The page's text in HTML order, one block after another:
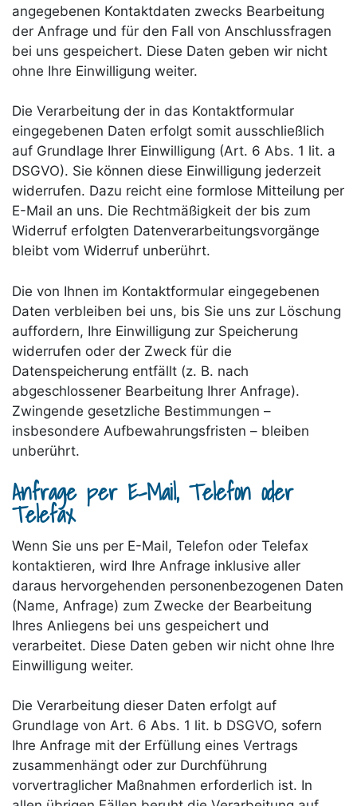
angegebenen Kontaktdaten zwecks Bearbeitung
der Anfrage und für den Fall von Anschlussfragen
bei uns gespeichert. Diese Daten geben wir nicht
ohne Ihre Einwilligung weiter.
Die Verarbeitung der in das Kontaktformular
eingegebenen Daten erfolgt somit ausschließlich
auf Grundlage Ihrer Einwilligung (Art. 6 Abs. 1 lit. a
DSGVO). Sie können diese Einwilligung jederzeit
widerrufen. Dazu reicht eine formlose Mitteilung per
E-Mail an uns. Die Rechtmäßigkeit der bis zum
Widerruf erfolgten Datenverarbeitungsvorgänge
bleibt vom Widerruf unberührt.
Die von Ihnen im Kontaktformular eingegebenen
Daten verbleiben bei uns, bis Sie uns zur Löschung
auffordern, Ihre Einwilligung zur Speicherung
widerrufen oder der Zweck für die
Datenspeicherung entfällt (z. B. nach
abgeschlossener Bearbeitung Ihrer Anfrage).
Zwingende gesetzliche Bestimmungen –
insbesondere Aufbewahrungsfristen – bleiben
unberührt.
Anfrage per E-Mail, Telefon oder
Telefax
Wenn Sie uns per E-Mail, Telefon oder Telefax
kontaktieren, wird Ihre Anfrage inklusive aller
daraus hervorgehenden personenbezogenen Daten
(Name, Anfrage) zum Zwecke der Bearbeitung
Ihres Anliegens bei uns gespeichert und
verarbeitet. Diese Daten geben wir nicht ohne Ihre
Einwilligung weiter.
Die Verarbeitung dieser Daten erfolgt auf
Grundlage von Art. 6 Abs. 1 lit. b DSGVO, sofern
Ihre Anfrage mit der Erfüllung eines Vertrags
zusammenhängt oder zur Durchführung
vorvertraglicher Maßnahmen erforderlich ist. In